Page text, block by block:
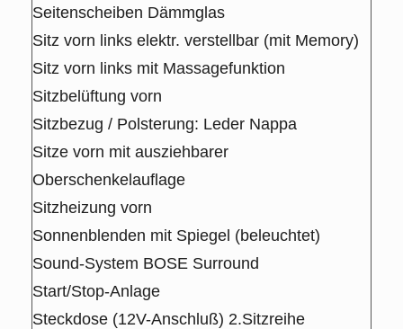
Seitenscheiben Dämmglas
Sitz vorn links elektr. verstellbar (mit Memory)
Sitz vorn links mit Massagefunktion
Sitzbelüftung vorn
Sitzbezug / Polsterung: Leder Nappa
Sitze vorn mit ausziehbarer
Oberschenkelauflage
Sitzheizung vorn
Sonnenblenden mit Spiegel (beleuchtet)
Sound-System BOSE Surround
Start/Stop-Anlage
Steckdose (12V-Anschluß) 2.Sitzreihe